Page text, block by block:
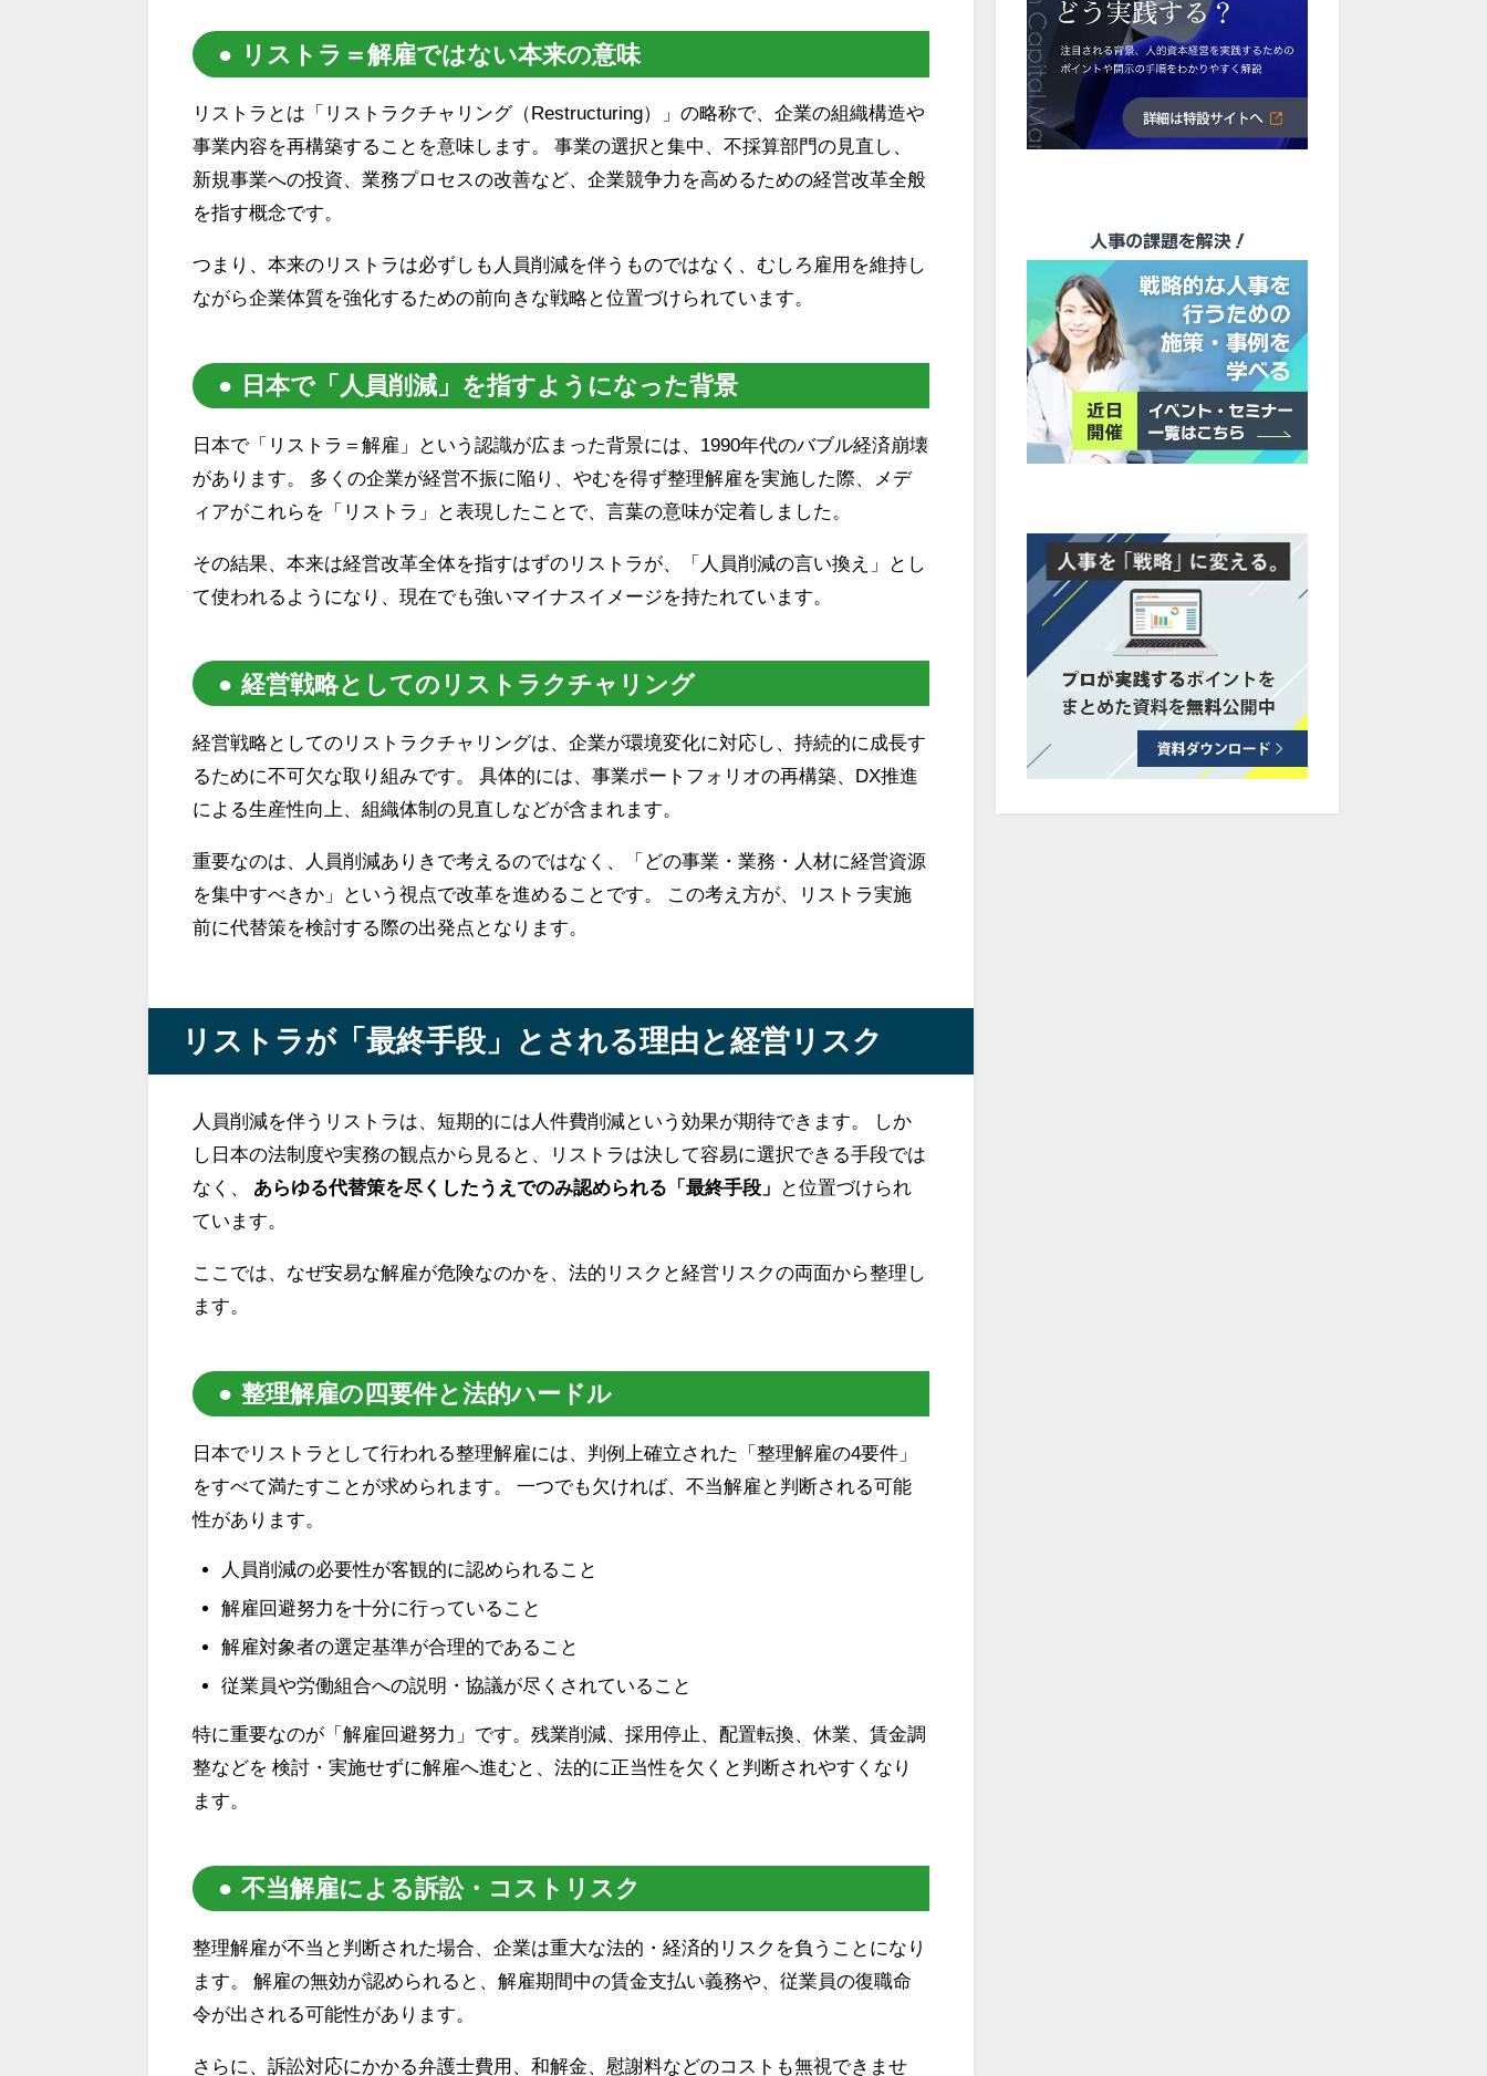
リストラ＝解雇ではない本来の意味
リストラとは「リストラクチャリング（Restructuring）」の略称で、企業の組織構造や
事業内容を再構築することを意味します。 事業の選択と集中、不採算部門の見直し、
新規事業への投資、業務プロセスの改善など、企業競争力を高めるための経営改革全般
を指す概念です。
つまり、本来のリストラは必ずしも人員削減を伴うものではなく、むしろ雇用を維持し
ながら企業体質を強化するための前向きな戦略と位置づけられています。
日本で「人員削減」を指すようになった背景
日本で「リストラ＝解雇」という認識が広まった背景には、1990年代のバブル経済崩壊
があります。 多くの企業が経営不振に陥り、やむを得ず整理解雇を実施した際、メデ
ィアがこれらを「リストラ」と表現したことで、言葉の意味が定着しました。
その結果、本来は経営改革全体を指すはずのリストラが、「人員削減の言い換え」とし
て使われるようになり、現在でも強いマイナスイメージを持たれています。
経営戦略としてのリストラクチャリング
経営戦略としてのリストラクチャリングは、企業が環境変化に対応し、持続的に成長す
るために不可欠な取り組みです。 具体的には、事業ポートフォリオの再構築、DX推進
による生産性向上、組織体制の見直しなどが含まれます。
重要なのは、人員削減ありきで考えるのではなく、「どの事業・業務・人材に経営資源
を集中すべきか」という視点で改革を進めることです。 この考え方が、リストラ実施
前に代替策を検討する際の出発点となります。
リストラが「最終手段」とされる理由と経営リスク
人員削減を伴うリストラは、短期的には人件費削減という効果が期待できます。 しか
し日本の法制度や実務の観点から見ると、リストラは決して容易に選択できる手段では
なく、 あらゆる代替策を尽くしたうえでのみ認められる「最終手段」
と位置づけられ
ています。
ここでは、なぜ安易な解雇が危険なのかを、法的リスクと経営リスクの両面から整理し
ます。
整理解雇の四要件と法的ハードル
日本でリストラとして行われる整理解雇には、判例上確立された「整理解雇の4要件」
をすべて満たすことが求められます。 一つでも欠ければ、不当解雇と判断される可能
性があります。
人員削減の必要性が客観的に認められること
解雇回避努力を十分に行っていること
解雇対象者の選定基準が合理的であること
従業員や労働組合への説明・協議が尽くされていること
特に重要なのが「解雇回避努力」です。残業削減、採用停止、配置転換、休業、賃金調
整などを 検討・実施せずに解雇へ進むと、法的に正当性を欠くと判断されやすくなり
ます。
不当解雇による訴訟・コストリスク
整理解雇が不当と判断された場合、企業は重大な法的・経済的リスクを負うことになり
ます。 解雇の無効が認められると、解雇期間中の賃金支払い義務や、従業員の復職命
令が出される可能性があります。
さらに、訴訟対応にかかる弁護士費用、和解金、慰謝料などのコストも無視できませ